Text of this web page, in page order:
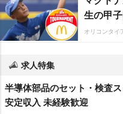
生の甲子
オリコンタイ
求人特集
半導体部品のセット・検査
安定収入 未経験歓迎